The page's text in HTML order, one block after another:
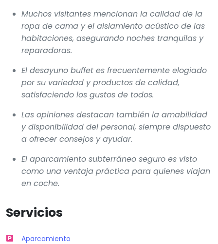
Muchos visitantes mencionan la calidad de la
ropa de cama y el aislamiento acústico de las
habitaciones, asegurando noches tranquilas y
reparadoras.
El desayuno buffet es frecuentemente elogiado
por su variedad y productos de calidad,
satisfaciendo los gustos de todos.
Las opiniones destacan también la amabilidad
y disponibilidad del personal, siempre dispuesto
a ofrecer consejos y ayudar.
El aparcamiento subterráneo seguro es visto
como una ventaja práctica para quienes viajan
en coche.
Servicios
Aparcamiento